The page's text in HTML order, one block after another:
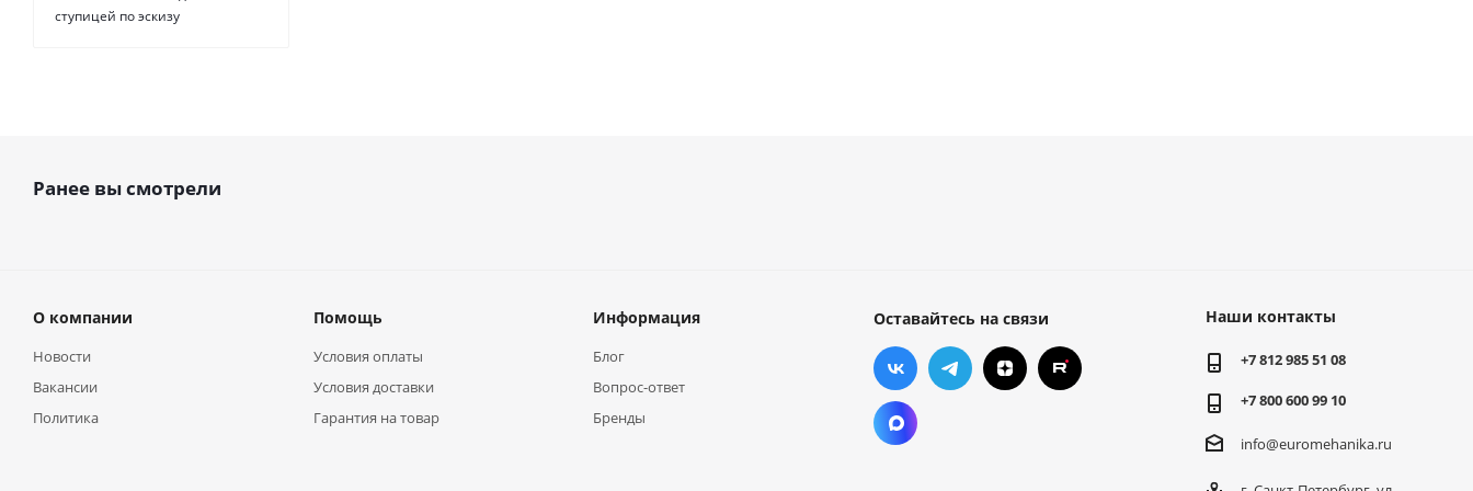
ступицей по эскизу
Ранее вы смотрели
О компании
Новости
Вакансии
Политика
Помощь
Условия оплаты
Условия доставки
Гарантия на товар
Информация
Блог
Вопрос-ответ
Бренды
Оставайтесь на связи Наши контакты
+7 812 985 51 08
+7 800 600 99 10
info@euromehanika.ru